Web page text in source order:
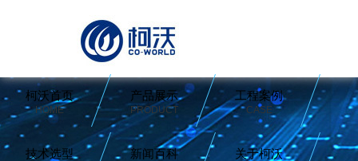
柯沃首页
HOME
产品展示
PRODUCT
工程案例
CASE
技术选型 新闻百科 关于柯沃